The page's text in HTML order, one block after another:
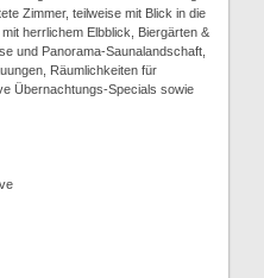
Zimmer, teilweise mit Blick in die
mit herrlichem Elbblick, Biergärten &
und Panorama-Saunalandschaft,
Räumlichkeiten für
Übernachtungs-Specials sowie